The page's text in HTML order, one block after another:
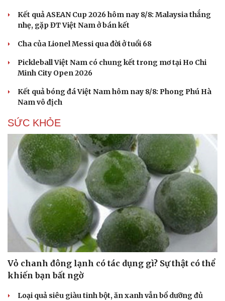
Kết quả ASEAN Cup 2026 hôm nay 8/8: Malaysia thắng
nhẹ, gặp ĐT Việt Nam ở bán kết
Cha của Lionel Messi qua đời ở tuổi 68
Pickleball Việt Nam có chung kết trong mơ tại Ho Chi
Minh City Open 2026
Kết quả bóng đá Việt Nam hôm nay 8/8: Phong Phú Hà
Nam vô địch
SỨC KHỎE
Vỏ chanh đông lạnh có tác dụng gì? Sự thật có thể
khiến bạn bất ngờ
Loại quả siêu giàu tinh bột, ăn xanh vẫn bổ dưỡng đủ